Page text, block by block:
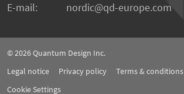
E-mail:
nordic qd-europe.com
© 2026Quantum Design Inc.
Legal notice
Privacy policy
Terms & conditions
Cookie Settings